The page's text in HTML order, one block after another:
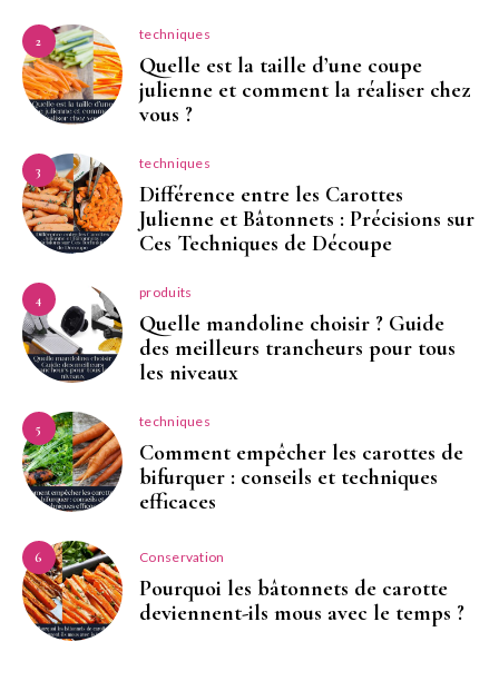
2 techniques
Quelle est la taille d’une coupe
julienne et comment la réaliser chez
vous ?
3 techniques
Différence entre les Carottes
Julienne et Bâtonnets : Précisions sur
Ces Techniques de Découpe
4 produits
Quelle mandoline choisir ? Guide
des meilleurs trancheurs pour tous
les niveaux
5 techniques
Comment empêcher les carottes de
bifurquer : conseils et techniques
efficaces
6 Conservation
Pourquoi les bâtonnets de carotte
deviennent-ils mous avec le temps ?